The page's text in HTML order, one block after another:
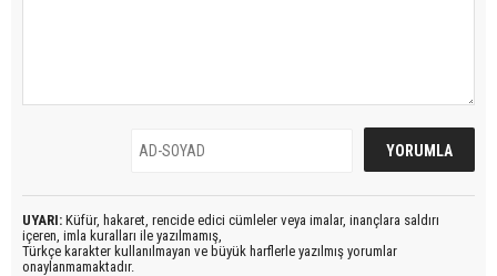
UYARI: Küfür, hakaret, rencide edici cümleler veya imalar, inançlara saldırı
içeren, imla kuralları ile yazılmamış,
Türkçe karakter kullanılmayan ve büyük harflerle yazılmış yorumlar
onaylanmamaktadır.